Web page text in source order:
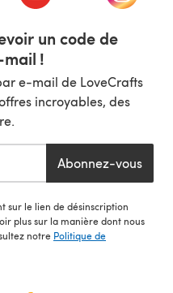
un code de
mail !
e-mail de LoveCrafts
incroyables, des
Abonnez-vous
sur le lien de désinscription
plus sur la manière dont nous
notre Politique de